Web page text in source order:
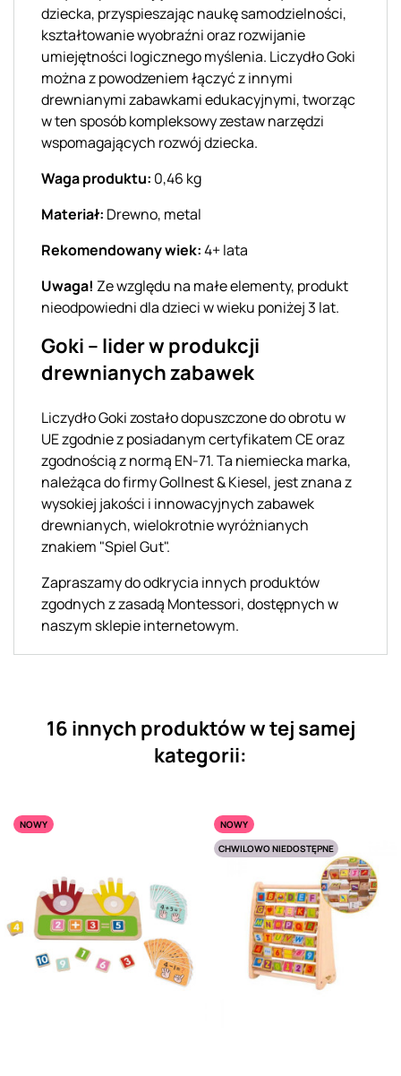
dziecka, przyspieszając naukę samodzielności,
kształtowanie wyobraźni oraz rozwijanie
umiejętności logicznego myślenia. Liczydło Goki
można z powodzeniem łączyć z innymi
drewnianymi zabawkami edukacyjnymi, tworząc
w ten sposób kompleksowy zestaw narzędzi
wspomagających rozwój dziecka.
Waga produktu: 0,46 kg
Materiał: Drewno, metal
Rekomendowany wiek:4+ lata
Uwaga! Ze względu na małe elementy, produkt
nieodpowiedni dla dzieci w wieku poniżej 3 lat.
Goki – lider w produkcji
drewnianych zabawek
Liczydło Goki zostało dopuszczone do obrotu w
UE zgodnie z posiadanym certyfikatem CE oraz
zgodnością z normą EN-71. Ta niemiecka marka,
należąca do firmy Gollnest & Kiesel, jest znana z
wysokiej jakości i innowacyjnych zabawek
drewnianych, wielokrotnie wyróżnianych
znakiem "Spiel Gut".
Zapraszamy do odkrycia innych produktów
zgodnych z zasadą Montessori, dostępnych w
naszym sklepie internetowym.
16 innych produktów w tej samej
kategorii:
NOWY
NOWY
CHWILOWO NIEDOSTĘPNE